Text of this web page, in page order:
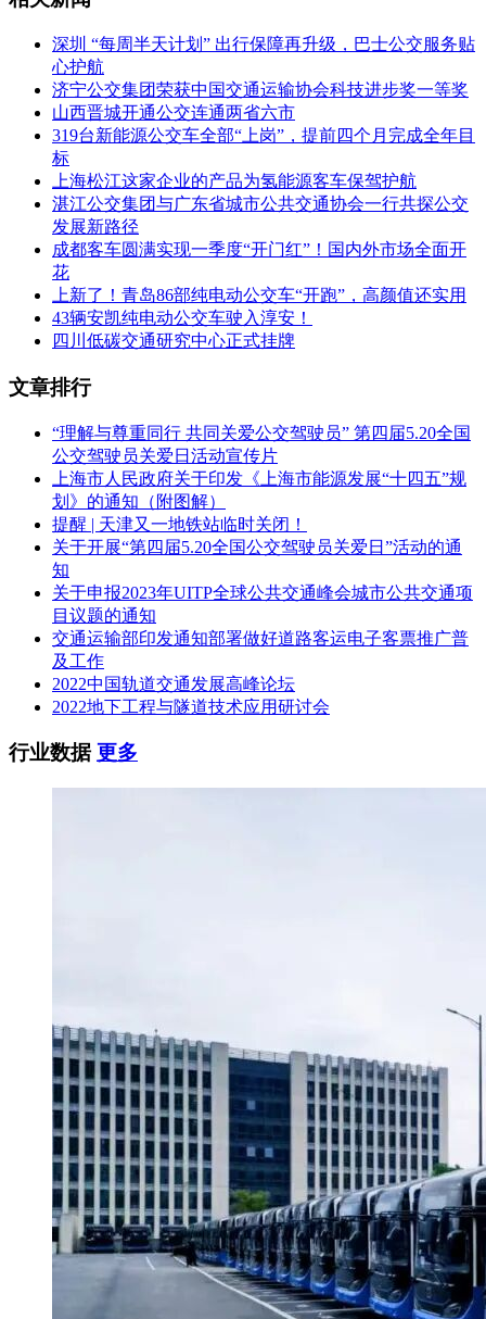
深圳 “每周半天计划” 出行保障再升级，巴士公交服务贴
心护航
济宁公交集团荣获中国交通运输协会科技进步奖一等奖
山西晋城开通公交连通两省六市
319台新能源公交车全部“上岗”，提前四个月完成全年目
标
上海松江这家企业的产品为氢能源客车保驾护航
湛江公交集团与广东省城市公共交通协会一行共探公交
发展新路径
成都客车圆满实现一季度“开门红”！国内外市场全面开
花
上新了！青岛86部纯电动公交车“开跑”，高颜值还实用
43辆安凯纯电动公交车驶入淳安！
四川低碳交通研究中心正式挂牌
文章排行
“理解与尊重同行 共同关爱公交驾驶员” 第四届5.20全国
公交驾驶员关爱日活动宣传片
上海市人民政府关于印发《上海市能源发展“十四五”规
划》的通知（附图解）
提醒 | 天津又一地铁站临时关闭！
关于开展“第四届5.20全国公交驾驶员关爱日”活动的通
知
关于申报2023年UITP全球公共交通峰会城市公共交通项
目议题的通知
交通运输部印发通知部署做好道路客运电子客票推广普
及工作
2022中国轨道交通发展高峰论坛
2022地下工程与隧道技术应用研讨会
行业数据更多